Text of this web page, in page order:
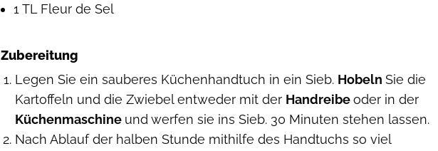
1 TL Fleur de Sel
Zubereitung
Legen Sie ein sauberes Küchenhandtuch in ein Sieb. Hobeln Sie die
Kartoffeln und die Zwiebel entweder mit der Handreibeoder in der
Küchenmaschine und werfen sie ins Sieb. 30 Minuten stehen lassen.
Nach Ablauf der halben Stunde mithilfe des Handtuchs so viel